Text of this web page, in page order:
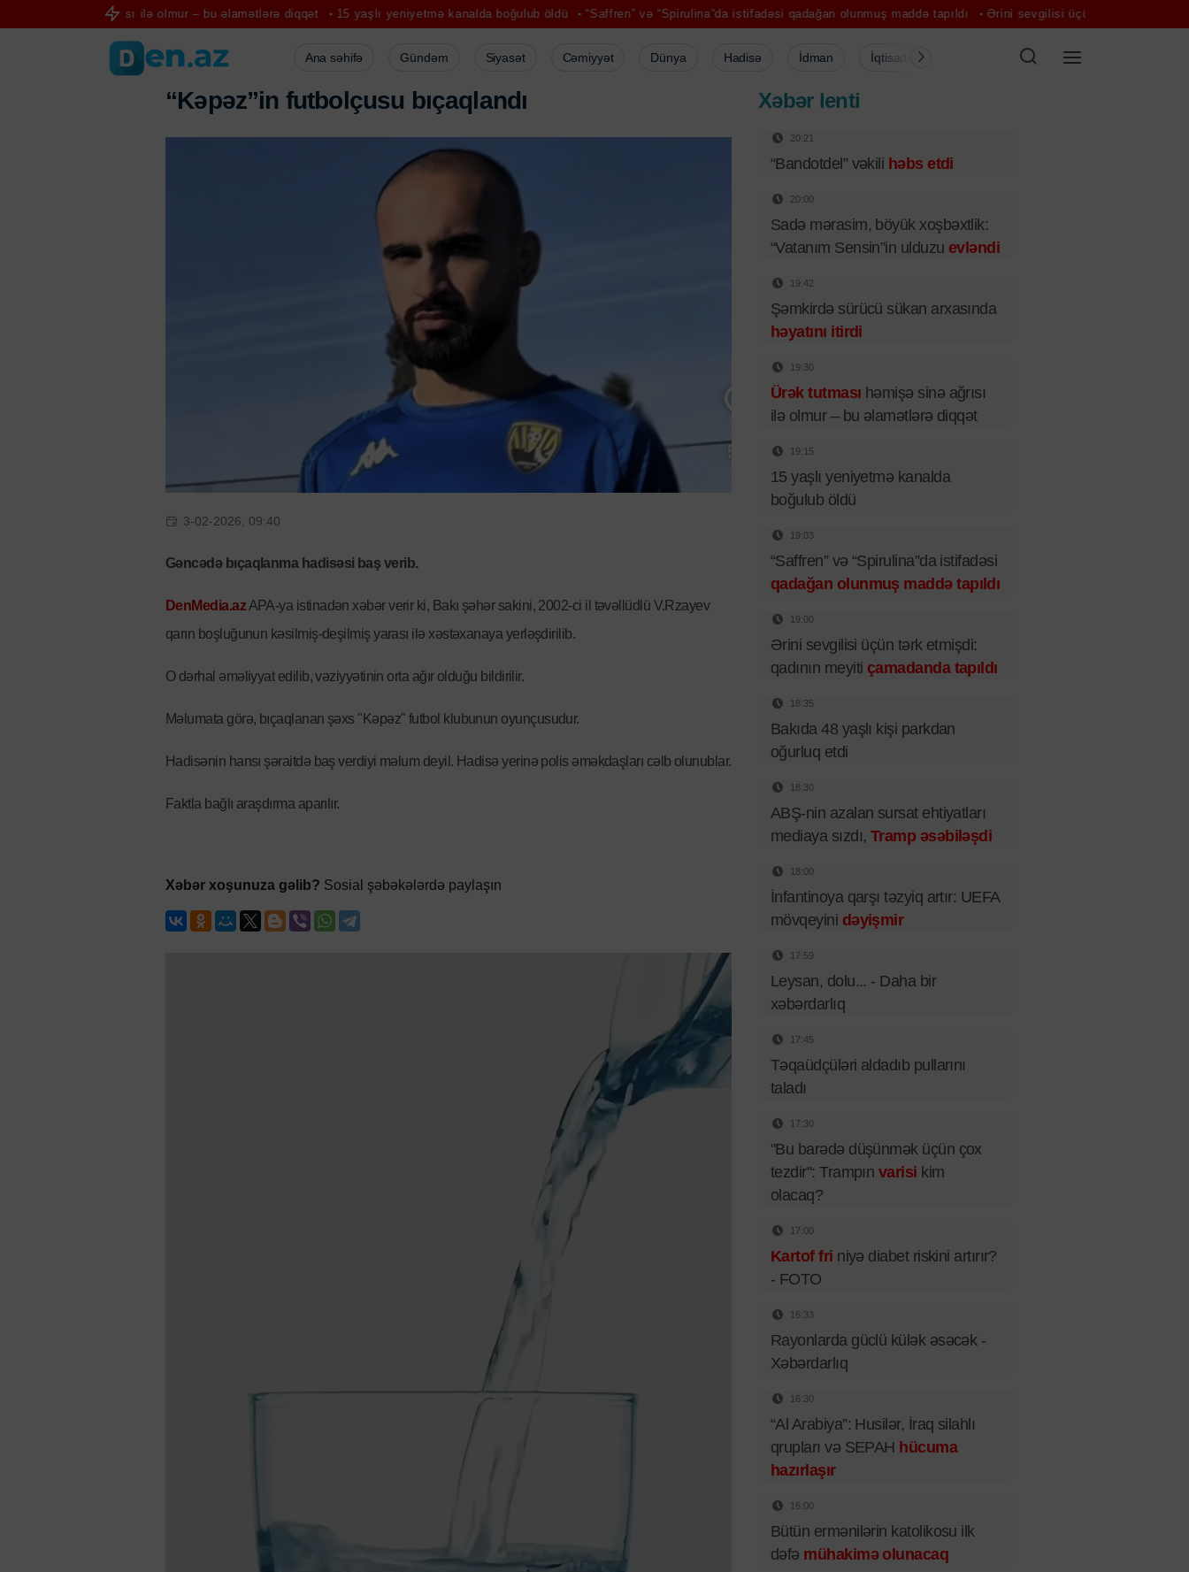
ağrısı ilə olmur – bu əlamətlərə diqqət 15 yaşlı yeniyetmə kanalda boğulub öldü “Saffren” və “Spirulina”da istifadəsi qadağan olunmuş maddə tapıldı Ərini sevgilisi üçün tərk etmişdi: qadının meyiti
Ana səhifə Gündəm Siyasət Cəmiyyət Dünya Hadisə İdman İqtisadiyyat Şou-biznes Müsahibə
“Kəpəz”in futbolçusu bıçaqlandı
3-02-2026, 09:40
Gəncədə bıçaqlanma hadisəsi baş verib.
DenMedia.az APA-ya istinadən xəbər verir ki, Bakı şəhər sakini, 2002-ci il təvəllüdlü V.Rzayev
qarın boşluğunun kəsilmiş-deşilmiş yarası ilə xəstəxanaya yerləşdirilib.
O dərhal əməliyyat edilib, vəziyyətinin orta ağır olduğu bildirilir.
Məlumata görə, bıçaqlanan şəxs "Kəpəz" futbol klubunun oyunçusudur.
Hadisənin hansı şəraitdə baş verdiyi məlum deyil. Hadisə yerinə polis əməkdaşları cəlb olunublar.
Faktla bağlı araşdırma aparılır.
Xəbər xoşunuza gəlib? Sosial şəbəkələrdə paylaşın
Xəbər lenti
20:21
“Bandotdel” vəkili həbs etdi
20:00
Sadə mərasim, böyük xoşbəxtlik:
“Vatanım Sensin”in ulduzu evləndi
19:42
Şəmkirdə sürücü sükan arxasında
həyatını itirdi
19:30
Ürək tutması həmişə sinə ağrısı
ilə olmur – bu əlamətlərə diqqət
19:15
15 yaşlı yeniyetmə kanalda
boğulub öldü
19:03
“Saffren” və “Spirulina”da istifadəsi
qadağan olunmuş maddə tapıldı
19:00
Ərini sevgilisi üçün tərk etmişdi:
qadının meyiti çamadanda tapıldı
18:35
Bakıda 48 yaşlı kişi parkdan
oğurluq etdi
18:30
ABŞ-nin azalan sursat ehtiyatları
mediaya sızdı, Tramp əsəbiləşdi
18:00
İnfantinoya qarşı təzyiq artır: UEFA
mövqeyini dəyişmir
17:59
Leysan, dolu... - Daha bir
xəbərdarlıq
17:45
Təqaüdçüləri aldadıb pullarını
taladı
17:30
"Bu barədə düşünmək üçün çox
tezdir": Trampın varisi kim
olacaq?
17:00
Kartof fri niyə diabet riskini artırır?
- FOTO
16:33
Rayonlarda güclü külək əsəcək -
Xəbərdarlıq
16:30
“Al Arabiya”: Husilər, İraq silahlı
qrupları və SEPAH hücuma
hazırlaşır
16:00
Bütün ermənilərin katolikosu ilk
dəfə mühakimə olunacaq